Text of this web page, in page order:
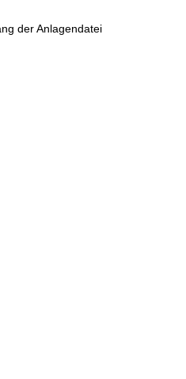
der Anlagendatei